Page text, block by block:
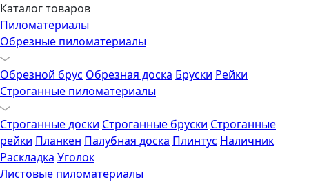
Каталог товаров
Пиломатериалы
Обрезные пиломатериалы
Обрезной брус Обрезная доска Бруски Рейки
Строганные пиломатериалы
Строганные доски Строганные бруски Строганные
рейки Планкен Палубная доска Плинтус Наличник
Раскладка Уголок
Листовые пиломатериалы